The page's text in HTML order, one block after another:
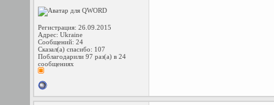
Регистрация: 26.09.2015
Адрес: Ukraine
Сообщений: 24
Сказал(а) спасибо: 107
Поблагодарили 97 раз(а) в 24
сообщениях